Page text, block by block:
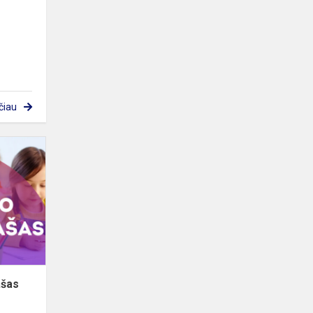
tvarkos
aprašas